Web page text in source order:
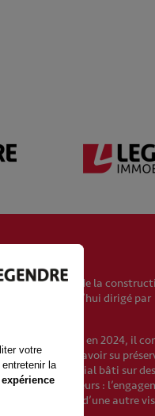
européen de la
Il est aujourd’hui dirigé par
chiffre d’affaires en 2024, il
Sa force est d’avoir su
groupe familial bâti sur des
des collaborateurs :
fondements d’une autre